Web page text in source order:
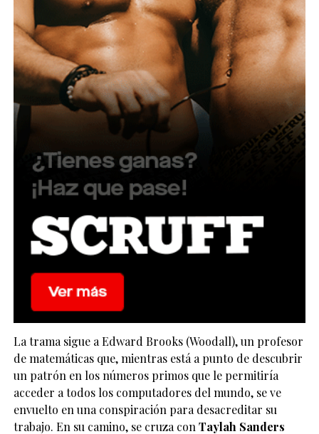
La trama sigue a Edward Brooks (Woodall), un profesor
de matemáticas que, mientras está a punto de descubrir
un patrón en los números primos que le permitiría
acceder a todos los computadores del mundo, se ve
envuelto en una conspiración para desacreditar su
trabajo. En su camino, se cruza con Taylah Sanders